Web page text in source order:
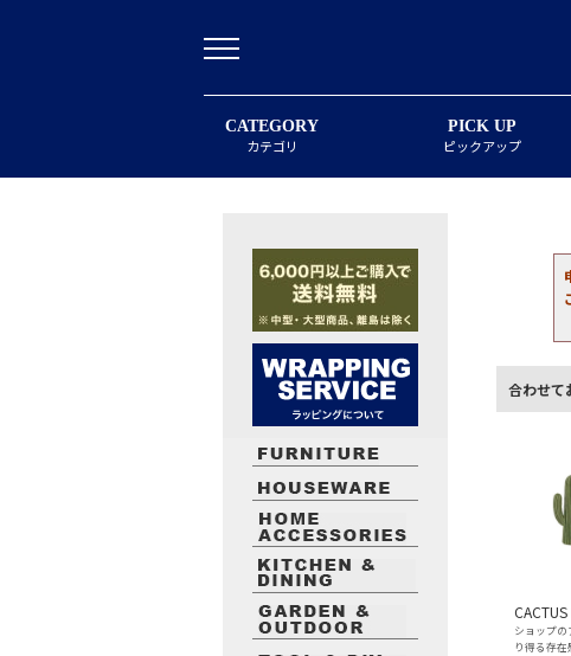
CATEGORY
カテゴリ
PICK UP
ピックアップ
合わせて
CACTUS
ショップの
り得る存在